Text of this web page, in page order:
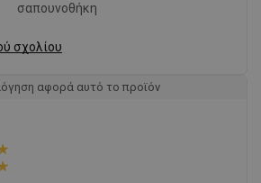
σαπουνοθήκη
σχολίου
αφορά αυτό το προϊόν